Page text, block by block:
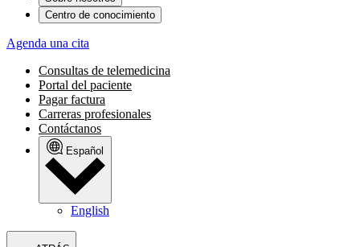
Centro de conocimiento
Agenda una cita
Consultas de telemedicina
Portal del paciente
Pagar factura
Carreras profesionales
Contáctanos
Español
English